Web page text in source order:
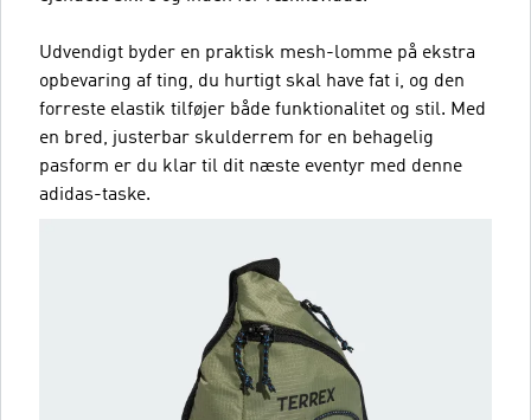
Udvendigt byder en praktisk mesh-lomme på ekstra
opbevaring af ting, du hurtigt skal have fat i, og den
forreste elastik tilføjer både funktionalitet og stil. Med
en bred, justerbar skulderrem for en behagelig
pasform er du klar til dit næste eventyr med denne
adidas-taske.